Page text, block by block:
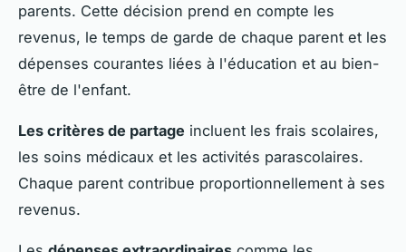
parents. Cette décision prend en compte les
revenus, le temps de garde de chaque parent et les
dépenses courantes liées à l'éducation et au bien-
être de l'enfant.
Les critères de partage incluent les frais scolaires,
les soins médicaux et les activités parascolaires.
Chaque parent contribue proportionnellement à ses
revenus.